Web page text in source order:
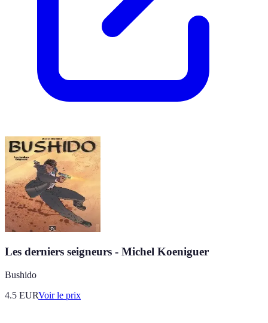
Les derniers seigneurs - Michel Koeniguer
Bushido
4.5 EURVoir le prix